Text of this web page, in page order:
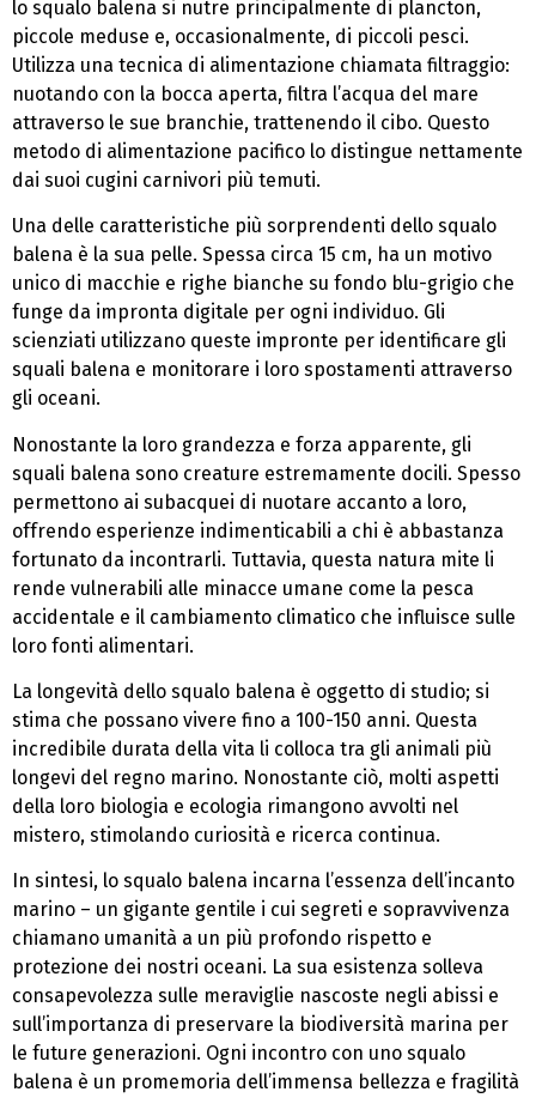
lo squalo balena si nutre principalmente di plancton,
piccole meduse e, occasionalmente, di piccoli pesci.
Utilizza una tecnica di alimentazione chiamata filtraggio:
nuotando con la bocca aperta, filtra l’acqua del mare
attraverso le sue branchie, trattenendo il cibo. Questo
metodo di alimentazione pacifico lo distingue nettamente
dai suoi cugini carnivori più temuti.
Una delle caratteristiche più sorprendenti dello squalo
balena è la sua pelle. Spessa circa 15 cm, ha un motivo
unico di macchie e righe bianche su fondo blu-grigio che
funge da impronta digitale per ogni individuo. Gli
scienziati utilizzano queste impronte per identificare gli
squali balena e monitorare i loro spostamenti attraverso
gli oceani.
Nonostante la loro grandezza e forza apparente, gli
squali balena sono creature estremamente docili. Spesso
permettono ai subacquei di nuotare accanto a loro,
offrendo esperienze indimenticabili a chi è abbastanza
fortunato da incontrarli. Tuttavia, questa natura mite li
rende vulnerabili alle minacce umane come la pesca
accidentale e il cambiamento climatico che influisce sulle
loro fonti alimentari.
La longevità dello squalo balena è oggetto di studio; si
stima che possano vivere fino a 100-150 anni. Questa
incredibile durata della vita li colloca tra gli animali più
longevi del regno marino. Nonostante ciò, molti aspetti
della loro biologia e ecologia rimangono avvolti nel
mistero, stimolando curiosità e ricerca continua.
In sintesi, lo squalo balena incarna l’essenza dell’incanto
marino – un gigante gentile i cui segreti e sopravvivenza
chiamano umanità a un più profondo rispetto e
protezione dei nostri oceani. La sua esistenza solleva
consapevolezza sulle meraviglie nascoste negli abissi e
sull’importanza di preservare la biodiversità marina per
le future generazioni. Ogni incontro con uno squalo
balena è un promemoria dell’immensa bellezza e fragilità